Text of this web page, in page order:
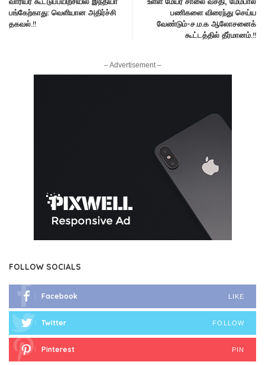
பங்கேற்காது: வெளியான அதிர்ச்சி
தகவல்.!!
பணிகளை விரைந்து செய்ய
வேண்டும்-ச.ம.க ஆலோசனைக்
கூட்டத்தில் தீர்மானம்.!!
– Advertisement –
FOLLOW SOCIALS
Facebook LIKE
Twitter FOLLOW
Pinterest PIN